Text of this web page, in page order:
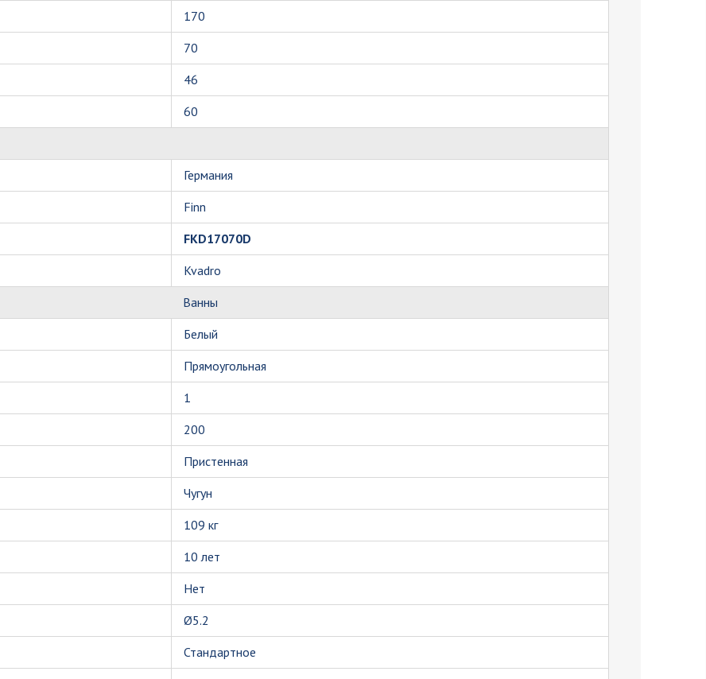
170
70
46
60
Германия
Finn
FKD17070D
Kvadro
Ванны
Белый
Прямоугольная
1
200
Пристенная
Чугун
109 кг
10 лет
Нет
Ø5.2
Стандартное